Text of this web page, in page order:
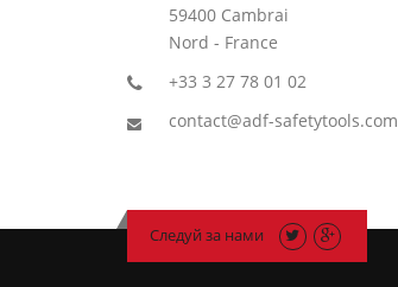
59400 Cambrai
Nord - France
+33 3 27 78 01 02
contact@adf-safetytools.com
Следуй за нами